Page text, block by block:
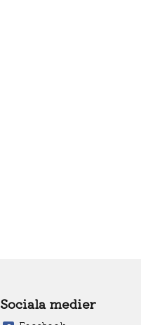
Sociala medier